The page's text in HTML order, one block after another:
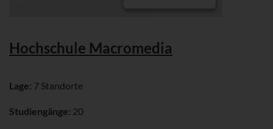
Hochschule Macromedia
Lage: 7 Standorte
Studiengänge: 20